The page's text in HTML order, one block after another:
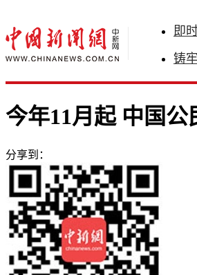
即
铸
今年11月起 中国
分享到：